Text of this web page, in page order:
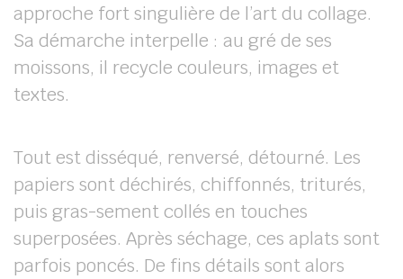
approche fort singulière de l’art du collage.
Sa démarche interpelle : au gré de ses
moissons, il recycle couleurs, images et
textes.
Tout est disséqué, renversé, détourné. Les
papiers sont déchirés, chiffonnés, triturés,
puis gras-sement collés en touches
superposées. Après séchage, ces aplats sont
parfois poncés. De fins détails sont alors